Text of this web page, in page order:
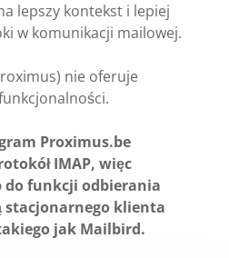
lepszy kontekst i lepiej
w komunikacji mailowej.
nie oferuje
Proximus.be
IMAP, więc
do funkcji odbierania
stacjonarnego klienta
jak Mailbird.